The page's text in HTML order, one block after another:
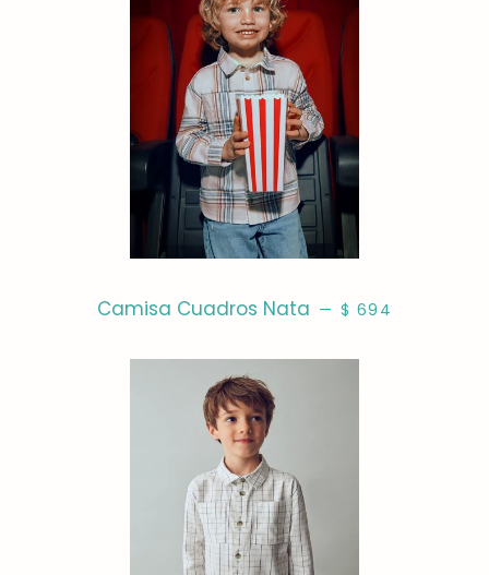
Camisa Cuadros Nata — PRECIO HABITUAL
$ 694